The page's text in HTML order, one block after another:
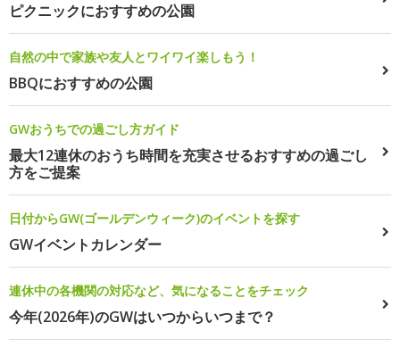
ピクニックにおすすめの公園
自然の中で家族や友人とワイワイ楽しもう！
BBQにおすすめの公園
GWおうちでの過ごし方ガイド
最大12連休のおうち時間を充実させるおすすめの過ごし
方をご提案
日付からGW(ゴールデンウィーク)のイベントを探す
GWイベントカレンダー
連休中の各機関の対応など、気になることをチェック
今年(2026年)のGWはいつからいつまで？